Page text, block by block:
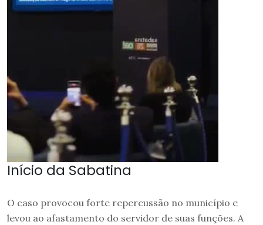
Início da Sabatina
O caso provocou forte repercussão no município e
levou ao afastamento do servidor de suas funções. A